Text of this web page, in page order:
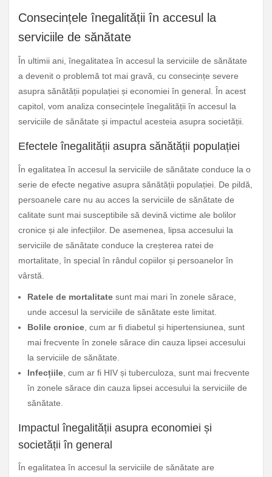
Consecințele înegalității în accesul la
serviciile de sănătate
În ultimii ani, înegalitatea în accesul la serviciile de sănătate
a devenit o problemă tot mai gravă, cu consecințe severe
asupra sănătății populației și economiei în general. În acest
capitol, vom analiza consecințele înegalității în accesul la
serviciile de sănătate și impactul acesteia asupra societății.
Efectele înegalității asupra sănătății populației
În egalitatea în accesul la serviciile de sănătate conduce la o
serie de efecte negative asupra sănătății populației. De pildă,
persoanele care nu au acces la serviciile de sănătate de
calitate sunt mai susceptibile să devină victime ale bolilor
cronice și ale infecțiilor. De asemenea, lipsa accesului la
serviciile de sănătate conduce la creșterea ratei de
mortalitate, în special în rândul copiilor și persoanelor în
vârstă.
Ratele de mortalitate sunt mai mari în zonele sărace,
unde accesul la serviciile de sănătate este limitat.
Bolile cronice , cum ar fi diabetul și hipertensiunea, sunt
mai frecvente în zonele sărace din cauza lipsei accesului
la serviciile de sănătate.
Infecțiile , cum ar fi HIV și tuberculoza, sunt mai frecvente
în zonele sărace din cauza lipsei accesului la serviciile de
sănătate.
Impactul înegalității asupra economiei și
societății în general
În egalitatea în accesul la serviciile de sănătate are